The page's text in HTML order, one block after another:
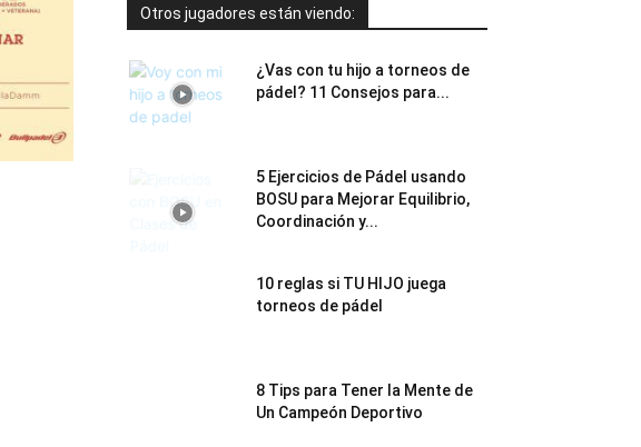
Otros jugadores están viendo:
¿Vas con tu hijo a torneos de
pádel? 11 Consejos para...
5 Ejercicios de Pádel usando
BOSU para Mejorar Equilibrio,
Coordinación y...
10 reglas si TU HIJO juega
torneos de pádel
8 Tips para Tener la Mente de
Un Campeón Deportivo